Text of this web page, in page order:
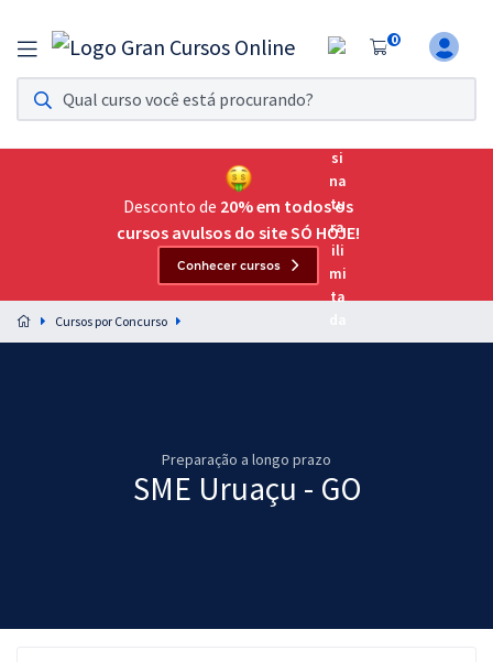
0
Assinatura Ilimitada 11
Acesso a todos os cursos. Teste grátis por 7 dias!
Assinatura OAB Até Passar
Acesso ilimitado a toda preparação para o Exame da
Preparação completa e intensiva para as principais
residências em saúde do Brasil
Desconto de 20% em todos os
cursos avulsos do site SÓ HOJE!
Conhecer cursos
Cursos por Concurso
Preparação a longo prazo
SME Uruaçu - GO